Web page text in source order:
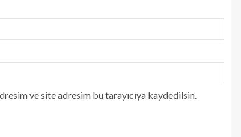
ve site adresim bu tarayıcıya kaydedilsin.